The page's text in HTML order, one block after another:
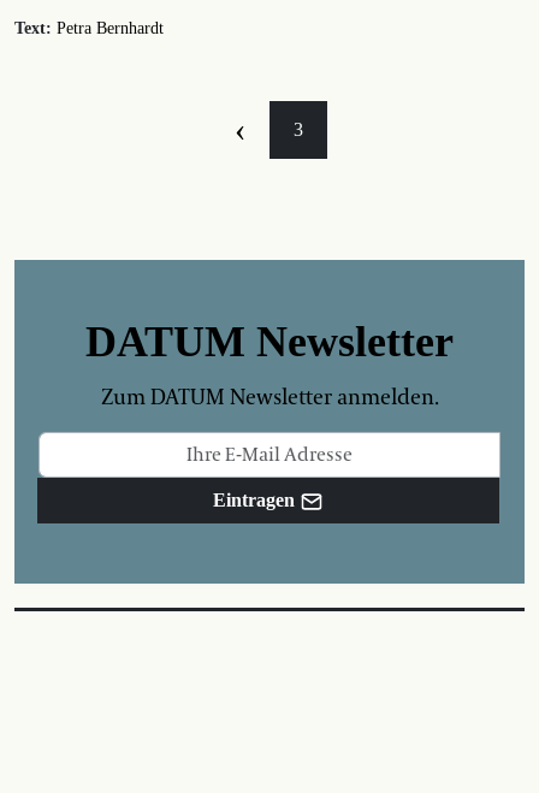
Text: Petra Bernhardt
‹ 3
DATUM Newsletter
Zum DATUM Newsletter anmelden.
Eintragen